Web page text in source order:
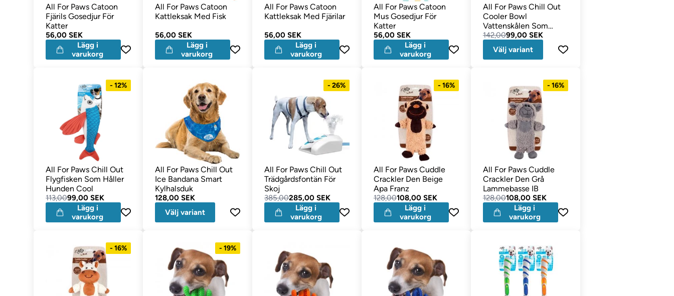
All For Paws Catoon
Fjärils Gosedjur För
Katter
56,00 SEK
Lägg i
varukorg
All For Paws Catoon
Kattleksak Med Fisk
56,00 SEK
Lägg i
varukorg
All For Paws Catoon
Kattleksak Med Fjärilar
56,00 SEK
Lägg i
varukorg
All For Paws Catoon
Mus Gosedjur För
Katter
56,00 SEK
Lägg i
varukorg
All For Paws Chill Out
Cooler Bowl
Vattenskålen Som
Kyler
142,0099,00 SEK
Välj variant
- 12%
All For Paws Chill Out
Flygfisken Som Håller
Hunden Cool
113,0099,00 SEK
Lägg i
varukorg
All For Paws Chill Out
Ice Bandana Smart
Kylhalsduk
128,00 SEK
Välj variant
- 26%
All For Paws Chill Out
Trädgårdsfontän För
Skoj
385,00285,00 SEK
Lägg i
varukorg
- 16%
All For Paws Cuddle
Crackler Den Beige
Apa Franz
128,00108,00 SEK
Lägg i
varukorg
- 16%
All For Paws Cuddle
Crackler Den Grå
Lammebasse IB
128,00108,00 SEK
Lägg i
varukorg
- 16% - 19%